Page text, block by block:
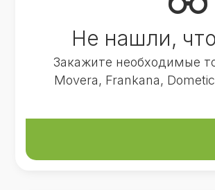
Не нашли,
Закажите необходимые
Movera, Frankana,